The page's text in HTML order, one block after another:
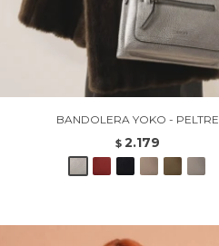
BANDOLERA YOKO - PELTRE
$ 2.179